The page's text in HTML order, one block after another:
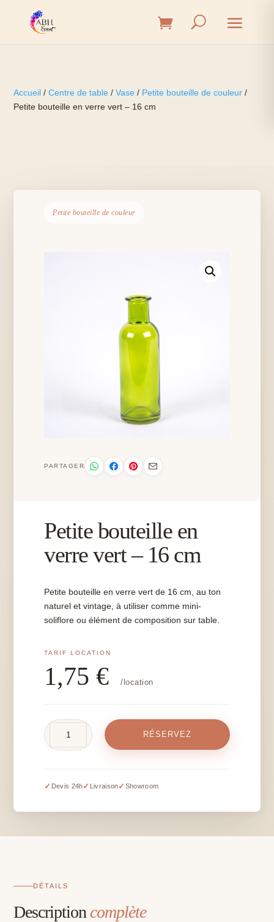
Accueil /Centre de table /Vase / Petite bouteille de couleur /
Petite bouteille en verre vert – 16 cm
Petite bouteille de couleur
PARTAGER
Petite bouteille en
verre vert – 16 cm
Petite bouteille en verre vert de 16 cm, au ton
naturel et vintage, à utiliser comme mini-
soliflore ou élément de composition sur table.
1,75€ /location
en
vert
RÉSERVEZ
✓ Devis 24h✓ Livraison✓ Showroom
DÉTAILS
Description complète